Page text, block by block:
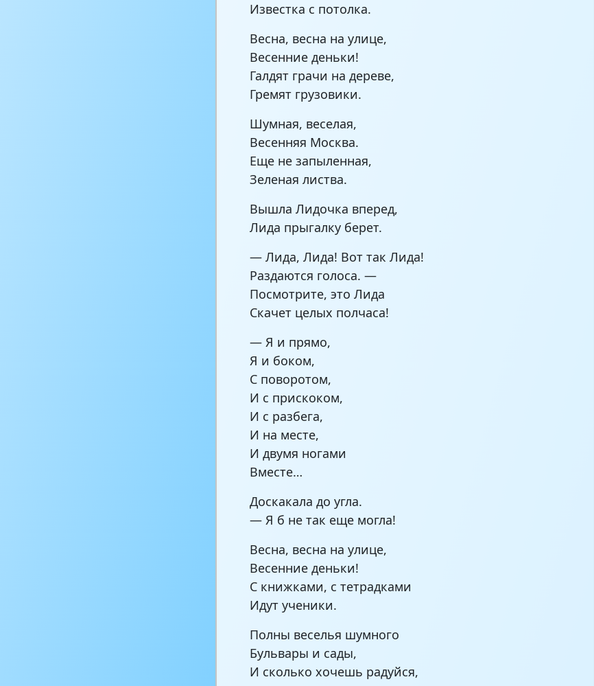
Известка с потолка.
Весна, весна на улице,
Весенние деньки!
Галдят грачи на дереве,
Гремят грузовики.
Шумная, веселая,
Весенняя Москва.
Еще не запыленная,
Зеленая листва.
Вышла Лидочка вперед,
Лида прыгалку берет.
— Лида, Лида! Вот так Лида!
Раздаются голоса. —
Посмотрите, это Лида
Скачет целых полчаса!
— Я и прямо,
Я и боком,
С поворотом,
И с прискоком,
И с разбега,
И на месте,
И двумя ногами
Вместе…
Доскакала до угла.
— Я б не так еще могла!
Весна, весна на улице,
Весенние деньки!
С книжками, с тетрадками
Идут ученики.
Полны веселья шумного
Бульвары и сады,
И сколько хочешь радуйся,